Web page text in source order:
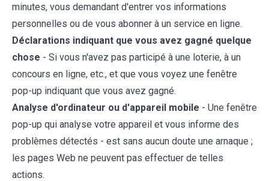
minutes, vous demandant d'entrer vos informations
personnelles ou de vous abonner à un service en ligne.
Déclarations indiquant que vous avez gagné quelque
chose - Si vous n'avez pas participé à une loterie, à un
concours en ligne, etc., et que vous voyez une fenêtre
pop-up indiquant que vous avez gagné.
Analyse d'ordinateur ou d'appareil mobile - Une fenêtre
pop-up qui analyse votre appareil et vous informe des
problèmes détectés - est sans aucun doute une arnaque ;
les pages Web ne peuvent pas effectuer de telles
actions.